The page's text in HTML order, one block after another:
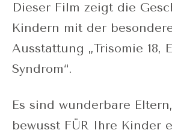
Dieser Film zeigt die
Kindern mit der
Ausstattung „Trisomie 18,
Syndrom“.
Es sind wunderbare
bewusst FÜR Ihre Kinder